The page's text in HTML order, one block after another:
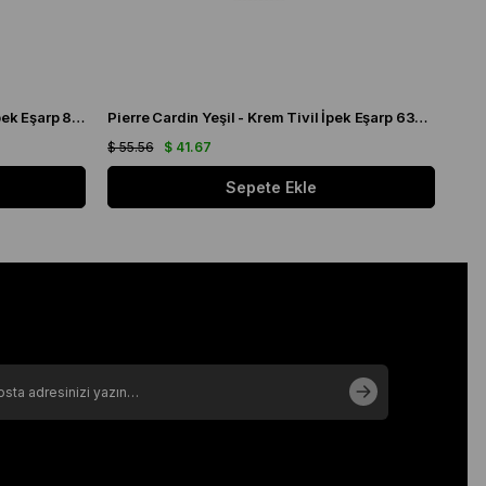
Pierre Cardin Açık Küf Yeşili Tivil İpek Eşarp 8300438 - 951 Pierre Cardin Yeşil - Krem Tivil İpek Eşarp 6324438 - 951
$ 41.67
$ 55.56
Sepete Ekle